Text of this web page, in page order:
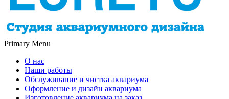
LORETO Аквариумы в
Екатеринбурге
Primary Menu
О нас
Наши работы
Обслуживание и чистка аквариума
Оформление и дизайн аквариума